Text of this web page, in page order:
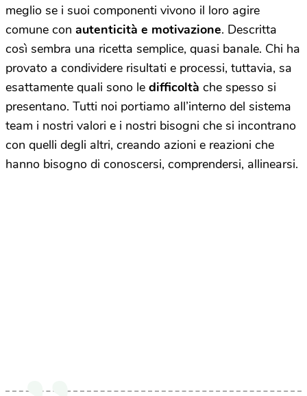
meglio se i suoi componenti vivono il loro agire
comune con autenticità e motivazione. Descritta
così sembra una ricetta semplice, quasi banale. Chi ha
provato a condividere risultati e processi, tuttavia, sa
esattamente quali sono le difficoltà che spesso si
presentano. Tutti noi portiamo all’interno del sistema
team i nostri valori e i nostri bisogni che si incontrano
con quelli degli altri, creando azioni e reazioni che
hanno bisogno di conoscersi, comprendersi, allinearsi.